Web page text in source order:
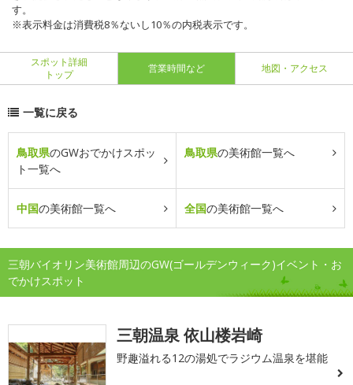
す。
※表示料金は消費税8％ないし10％の内税表示です。
スポット詳細
トップ
営業時間など 地図・アクセス
一覧に戻る
鳥取県のGWおでかけスポッ
ト一覧へ
鳥取県の美術館一覧へ
中国の美術館一覧へ 全国の美術館一覧へ
三朝バイオリン美術館周辺のGW(ゴールデンウィーク)イベント・お
でかけスポット
三朝温泉 依山楼岩崎
野趣溢れる12の湯処でラジウム温泉を堪能